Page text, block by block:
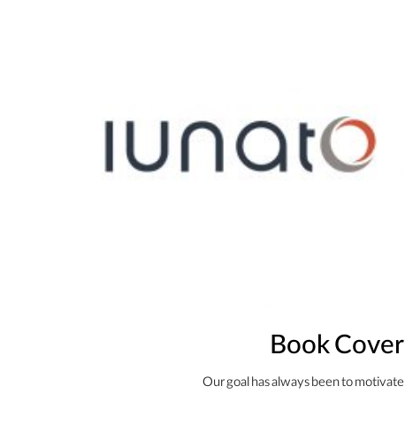
Book Cover
Our goal has always been to motivate